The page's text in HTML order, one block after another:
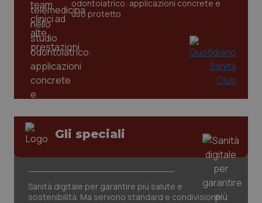
odontoiatrico: applicazioni concrete e
uso protetto
Gli speciali
Sanità digitale per garantire più salute e
sostenibilità. Ma servono standard e condivisione
_ga
.quotidianosanita.it